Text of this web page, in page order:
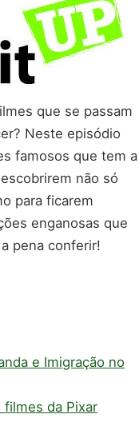
que se passam
Neste episódio
famosos que tem a
não só
para ficarem
enganosas que
pena conferir!
e Imigração no
filmes da Pixar